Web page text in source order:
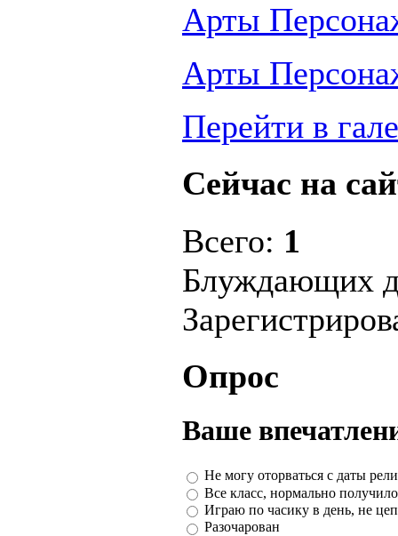
Арты
Арты
Перейти в
Сейчас на
Всего: 1
Блуждающих
Опрос
Ваше
Не могу оторваться с даты
Все класс, нормально
Играю по часику в день, не
Разочарован